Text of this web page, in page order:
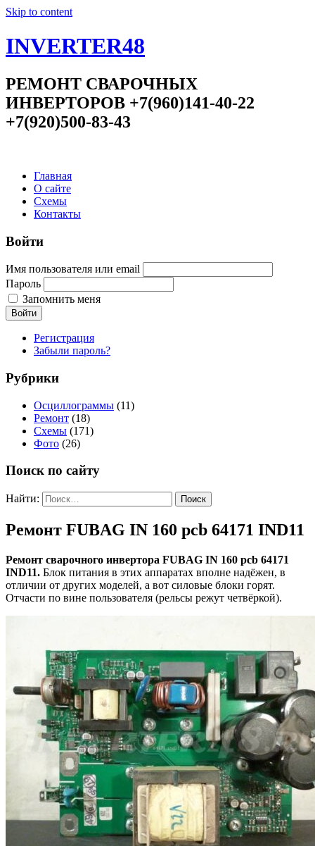
Skip to content
INVERTER48
РЕМОНТ СВАРОЧНЫХ
ИНВЕРТОРОВ +7(960)141-40-22
+7(920)500-83-43
Главная
О сайте
Схемы
Контакты
Войти
Имя пользователя или email
Пароль
Запомнить меня
Войти
Регистрация
Забыли пароль?
Рубрики
Осциллограммы (11)
Ремонт (18)
Схемы (171)
Фото (26)
Поиск по сайту
Найти:
Ремонт FUBAG IN 160 pcb 64171 IND11
Ремонт сварочного инвертора FUBAG IN 160 pcb 64171
IND11. Блок питания в этих аппаратах вполне надёжен, в
отличии от других моделей, а вот силовые блоки горят.
Отчасти по вине пользователя (рельсы режут четвёркой).